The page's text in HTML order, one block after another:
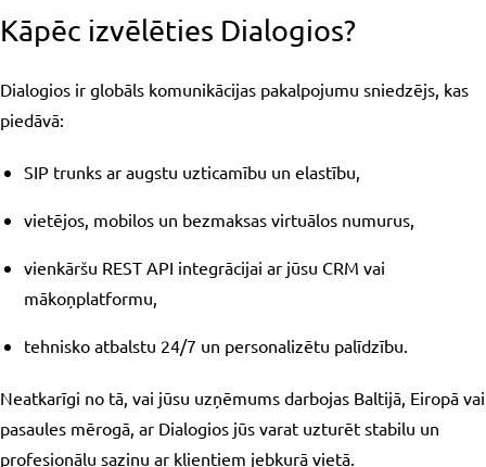
Kāpēc izvēlēties Dialogios?
Dialogios ir globāls komunikācijas pakalpojumu sniedzējs, kas
piedāvā:
SIP trunks ar augstu uzticamību un elastību,
vietējos, mobilos un bezmaksas virtuālos numurus,
vienkāršu REST API integrācijai ar jūsu CRM vai
mākoņplatformu,
tehnisko atbalstu 24/7 un personalizētu palīdzību.
Neatkarīgi no tā, vai jūsu uzņēmums darbojas Baltijā, Eiropā vai
pasaules mērogā, ar Dialogios jūs varat uzturēt stabilu un
profesionālu saziņu ar klientiem jebkurā vietā.